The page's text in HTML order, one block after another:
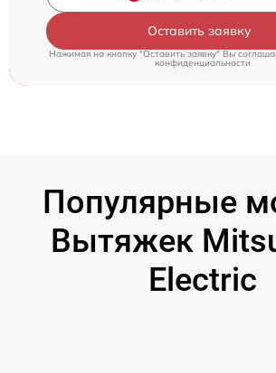
Оставить заявку
Нажимая на кнопку "Оставить заявку" Вы
конфиденциальности
Популярные
Вытяжек
Electric